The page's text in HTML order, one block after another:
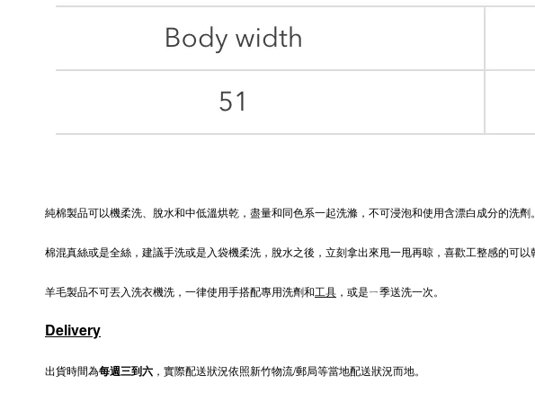
純棉製品可以機柔洗、脫水和中低溫烘乾，盡量和同色系一起洗滌，不可浸泡和使用含漂白成分的洗劑。
棉混真絲或是全絲，建議手洗或是入袋機柔洗，脫水之後，立刻拿出來甩一甩再晾，喜歡工整感的可以
羊毛製品不可丟入洗衣機洗，一律使用手搭配專用洗劑和工具 ，或是ㄧ季送洗一次。
Delivery
出貨時間為每週三到六 ，實際配送狀況依照新竹物流/郵局等當地配送狀況而地。